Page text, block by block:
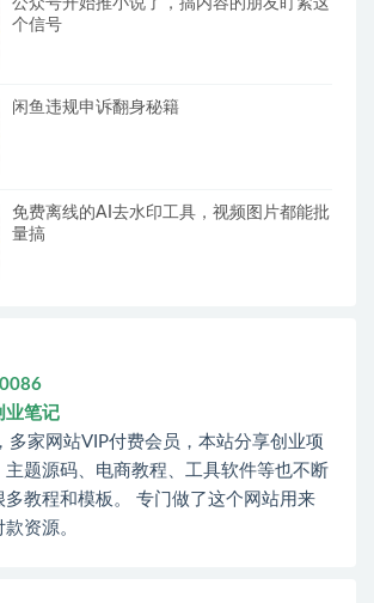
个信号
闲鱼违规申诉翻身秘籍
免费离线的AI去水印工具，视频图片都能批
量搞
业笔记
多家网站VIP付费会员，本站分享创业项
主题源码、电商教程、工具软件等也不断
多教程和模板。 专门做了这个网站用来
资源。